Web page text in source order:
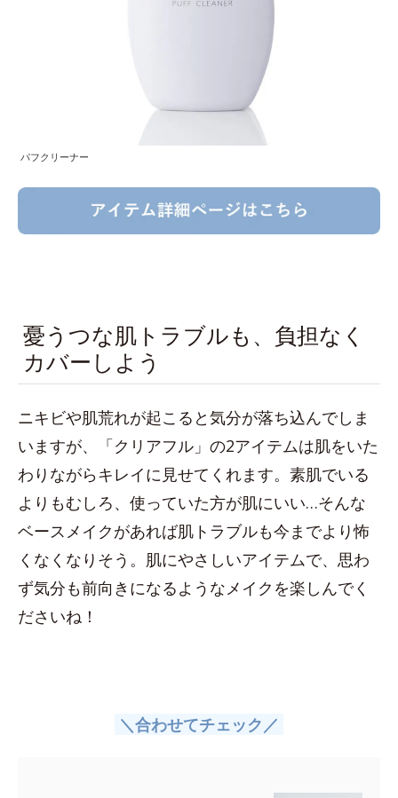
パフクリーナー
憂うつな肌トラブルも、負担なく
カバーしよう
ニキビや肌荒れが起こると気分が落ち込んでしま
いますが、「クリアフル」の2アイテムは肌をいた
わりながらキレイに見せてくれます。素肌でいる
よりもむしろ、使っていた方が肌にいい…そんな
ベースメイクがあれば肌トラブルも今までより怖
くなくなりそう。肌にやさしいアイテムで、思わ
ず気分も前向きになるようなメイクを楽しんでく
ださいね！
＼合わせてチェック／